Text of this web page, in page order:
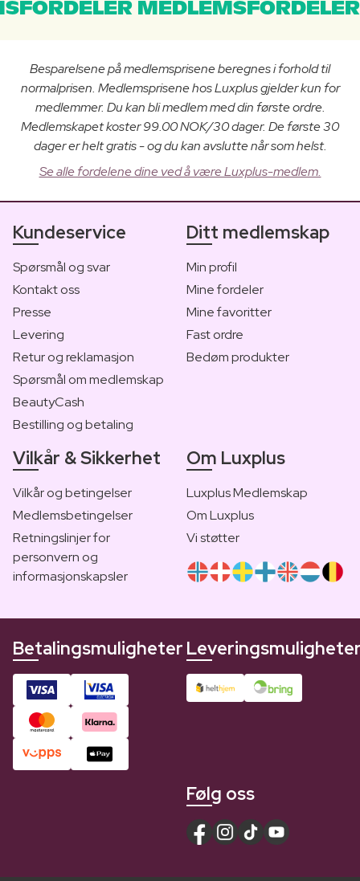
Besparelsene på medlemsprisene beregnes i forhold til
normalprisen. Medlemsprisene hos Luxplus gjelder kun for
medlemmer. Du kan bli medlem med din første ordre.
Medlemskapet koster 99.00 NOK/30 dager. De første 30
dager er helt gratis - og du kan avslutte når som helst.
Se alle fordelene dine ved å være Luxplus-medlem.
Kundeservice
Spørsmål og svar
Kontakt oss
Presse
Levering
Retur og reklamasjon
Spørsmål om medlemskap
BeautyCash
Bestilling og betaling
Ditt medlemskap
Min profil
Mine fordeler
Mine favoritter
Fast ordre
Bedøm produkter
Vilkår & Sikkerhet
Vilkår og betingelser
Medlemsbetingelser
Retningslinjer for
personvern og
informasjonskapsler
Om Luxplus
Luxplus Medlemskap
Om Luxplus
Vi støtter
Betalingsmuligheter
Følg oss